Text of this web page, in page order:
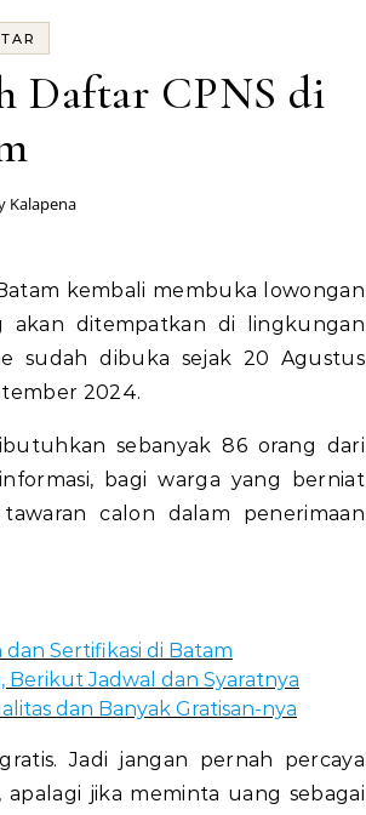
Daftar CPNS di
Kalapena
kembali membuka lowongan
akan ditempatkan di lingkungan
sudah dibuka sejak 20 Agustus
2024.
sebanyak 86 orang dari
bagi warga yang berniat
calon dalam penerimaan
Sertifikasi di Batam
Berikut Jadwal dan Syaratnya
dan Banyak Gratisan-nya
Jadi jangan pernah percaya
jika meminta uang sebagai